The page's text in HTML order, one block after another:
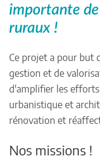
importante
ruraux !
Ce projet a pour but
gestion et de
d'amplifier les
urbanistique et
rénovation et
Nos missions !